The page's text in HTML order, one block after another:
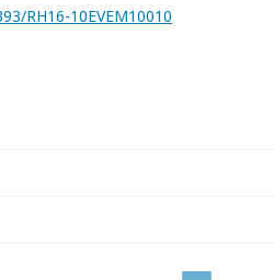
RH16-10EVEM10010